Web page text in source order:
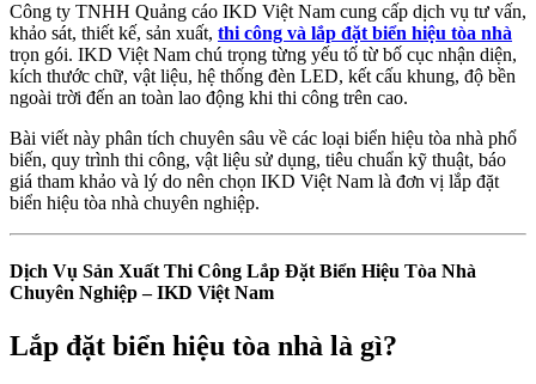
Công ty TNHH Quảng cáo IKD Việt Nam cung cấp dịch vụ tư vấn,
khảo sát, thiết kế, sản xuất, thi công và lắp đặt biển hiệu tòa nhà
trọn gói. IKD Việt Nam chú trọng từng yếu tố từ bố cục nhận diện,
kích thước chữ, vật liệu, hệ thống đèn LED, kết cấu khung, độ bền
ngoài trời đến an toàn lao động khi thi công trên cao.
Bài viết này phân tích chuyên sâu về các loại biển hiệu tòa nhà phổ
biến, quy trình thi công, vật liệu sử dụng, tiêu chuẩn kỹ thuật, báo
giá tham khảo và lý do nên chọn IKD Việt Nam là đơn vị lắp đặt
biển hiệu tòa nhà chuyên nghiệp.
Dịch Vụ Sản Xuất Thi Công Lắp Đặt Biển Hiệu Tòa Nhà
Chuyên Nghiệp – IKD Việt Nam
Lắp đặt biển hiệu tòa nhà là gì?